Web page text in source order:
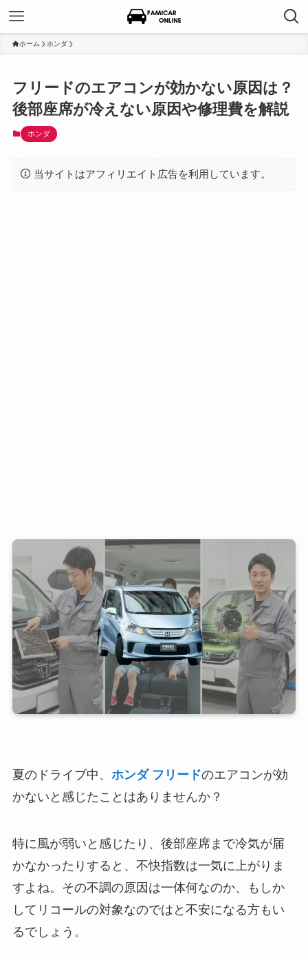
ホーム ホンダ
フリードのエアコンが効かない原因は？
後部座席が冷えない原因や修理費を解説
ホンダ
当サイトはアフィリエイト広告を利用しています。
夏のドライブ中、 ホンダ フリードのエアコンが効
かないと感じたことはありませんか？
特に風が弱いと感じたり、後部座席まで冷気が届
かなかったりすると、不快指数は一気に上がりま
すよね。その不調の原因は一体何なのか、もしか
してリコールの対象なのではと不安になる方もい
るでしょう。